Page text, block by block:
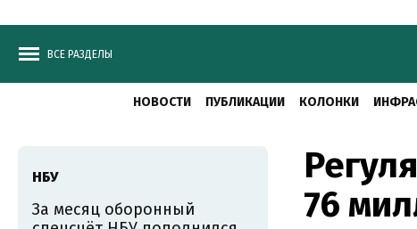
ВСЕ РАЗДЕЛЫ
НОВОСТИ ПУБЛИКАЦИИ КОЛОНКИ
76
НБУ
За месяц оборонный